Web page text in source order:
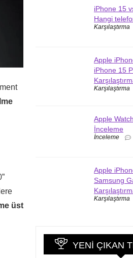
üst
iPhone 15
Hangi
Karşılaştırma
Apple
iPhone 15
Karşılaştırma
Apple
İnceleme
İnceleme
Apple
Samsung
Karşılaştırma
YENI ÇIKAN